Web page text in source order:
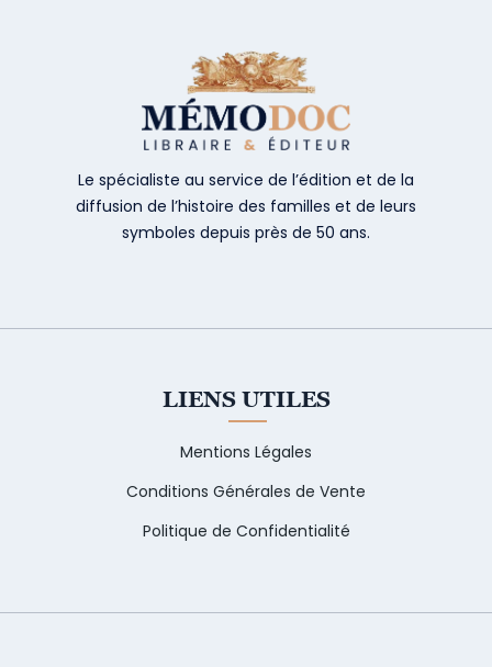
Le spécialiste au service de l’édition et de la
diffusion de l’histoire des familles et de leurs
symboles depuis près de 50 ans.
LIENS UTILES
Mentions Légales
Conditions Générales de Vente
Politique de Confidentialité